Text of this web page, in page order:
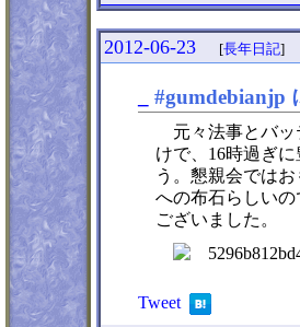
2012-06-23 [長年日記]
#gumdebianjp
元々法事とバ
けで、16時過ぎ
う。懇親会では
への布石らしい
ございました。
Tweet